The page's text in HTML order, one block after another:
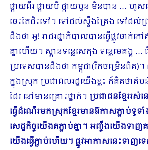
ផ្កាយពីរ ផ្កាយបី ផ្កាយបួន មិនបាន … ហួ
ចេះតែជិះទៅ។ ទៅដល់ស្ទឹងត្រែង ទៅដល់
ដឹងថា អូ! រាជរដ្ឋាភិបាលបានធ្វើផ្លូវចាក់
គ្នាហើយ។ ស្ពានទន្លេសេកុង ទន្លេមេគង្
ប្រទេសបានដឹងថា កម្ពុជា(រីកចម្រើនពិត)
ក្នុងស្រុក ប្រជាពលរដ្ឋយើងខ្លះ ក៏គិតថាតំប
ដែរ នៅមានគ្រោះថ្នាក់។ ប្រជាជនខ្មែររ
ធ្វើដំណើរមកស្រុកខ្មែរមានឱកាសភ្ជាប់ទូទ
សេដ្ឋកិច្ចយើងតភ្ជាប់គ្នា។ អញ្ចឹងយើងទា
យើងធ្វើភ្ជាប់ហើយ។ ផ្លូវអាកាសនេះទា